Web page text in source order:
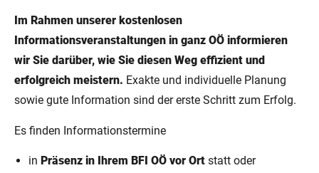
Im Rahmen unserer kostenlosen
Informationsveranstaltungen in ganz OÖ informieren
wir Sie darüber, wie Sie diesen Weg effizient und
erfolgreich meistern. Exakte und individuelle Planung
sowie gute Information sind der erste Schritt zum Erfolg.
Es finden Informationstermine
in Präsenz in Ihrem BFI OÖ vor Ort statt oder